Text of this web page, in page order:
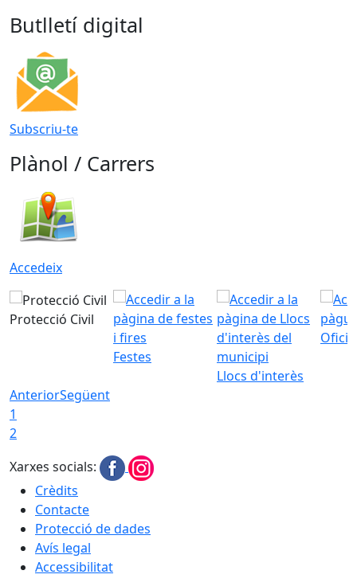
Butlletí digital
Subscriu-te
Plànol / Carrers
Accedeix
Protecció Civil
Festes
Llocs d'interès
AnteriorSegüent
1
2
Xarxes socials:
Crèdits
Contacte
Protecció de dades
Avís legal
Accessibilitat